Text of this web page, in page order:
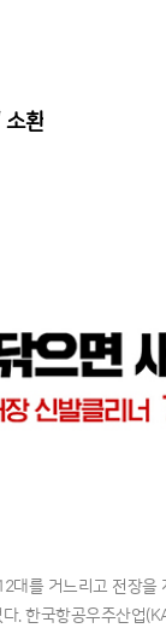
소환
대를 거느리고 전장을
. 한국항공우주산업